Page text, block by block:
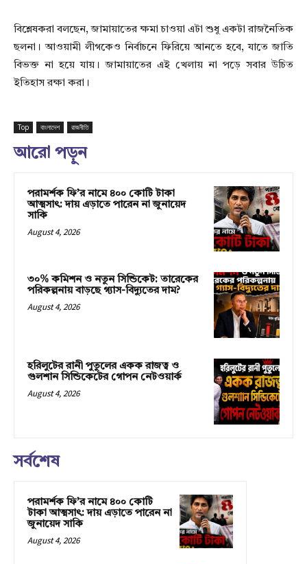
বিশ্লেষকরা বলছেন, জামায়াতের ক্ষমা চাওয়া এটা শুধু একটা রাজনৈতিক
ছলনা। আওয়ামী লীগকেও নির্বাচনে ফিরিয়ে আনতে হবে, যাতে জাতি
বিভক্ত না হয়ে যায়। জামায়াতের এই খেলায় না পড়ে সবার উচিত
ইতিহাস রক্ষা করা।
Top বাংলাদেশ রাজনীতি
আরো পড়ুন
পরামর্শক ফি’র নামে ৪০০ কোটি টাকা
আত্মসাৎ: দায় এড়াতে পারেন না জুনায়েদ
সাকি
August 4, 2026
৩০% কমিশন ও নতুন সিন্ডিকেট: তারেকের
পরিকল্পনায় বাড়ছে গ্যাস-বিদ্যুতের দাম?
August 4, 2026
হরিলুটের রানী পুতুলের একক রাজত্ব ও
গুলশান সিন্ডিকেটের গোপন নেটওয়ার্ক
August 4, 2026
সর্বশেষ
পরামর্শক ফি’র নামে ৪০০ কোটি
টাকা আত্মসাৎ: দায় এড়াতে পারেন না
জুনায়েদ সাকি
August 4, 2026